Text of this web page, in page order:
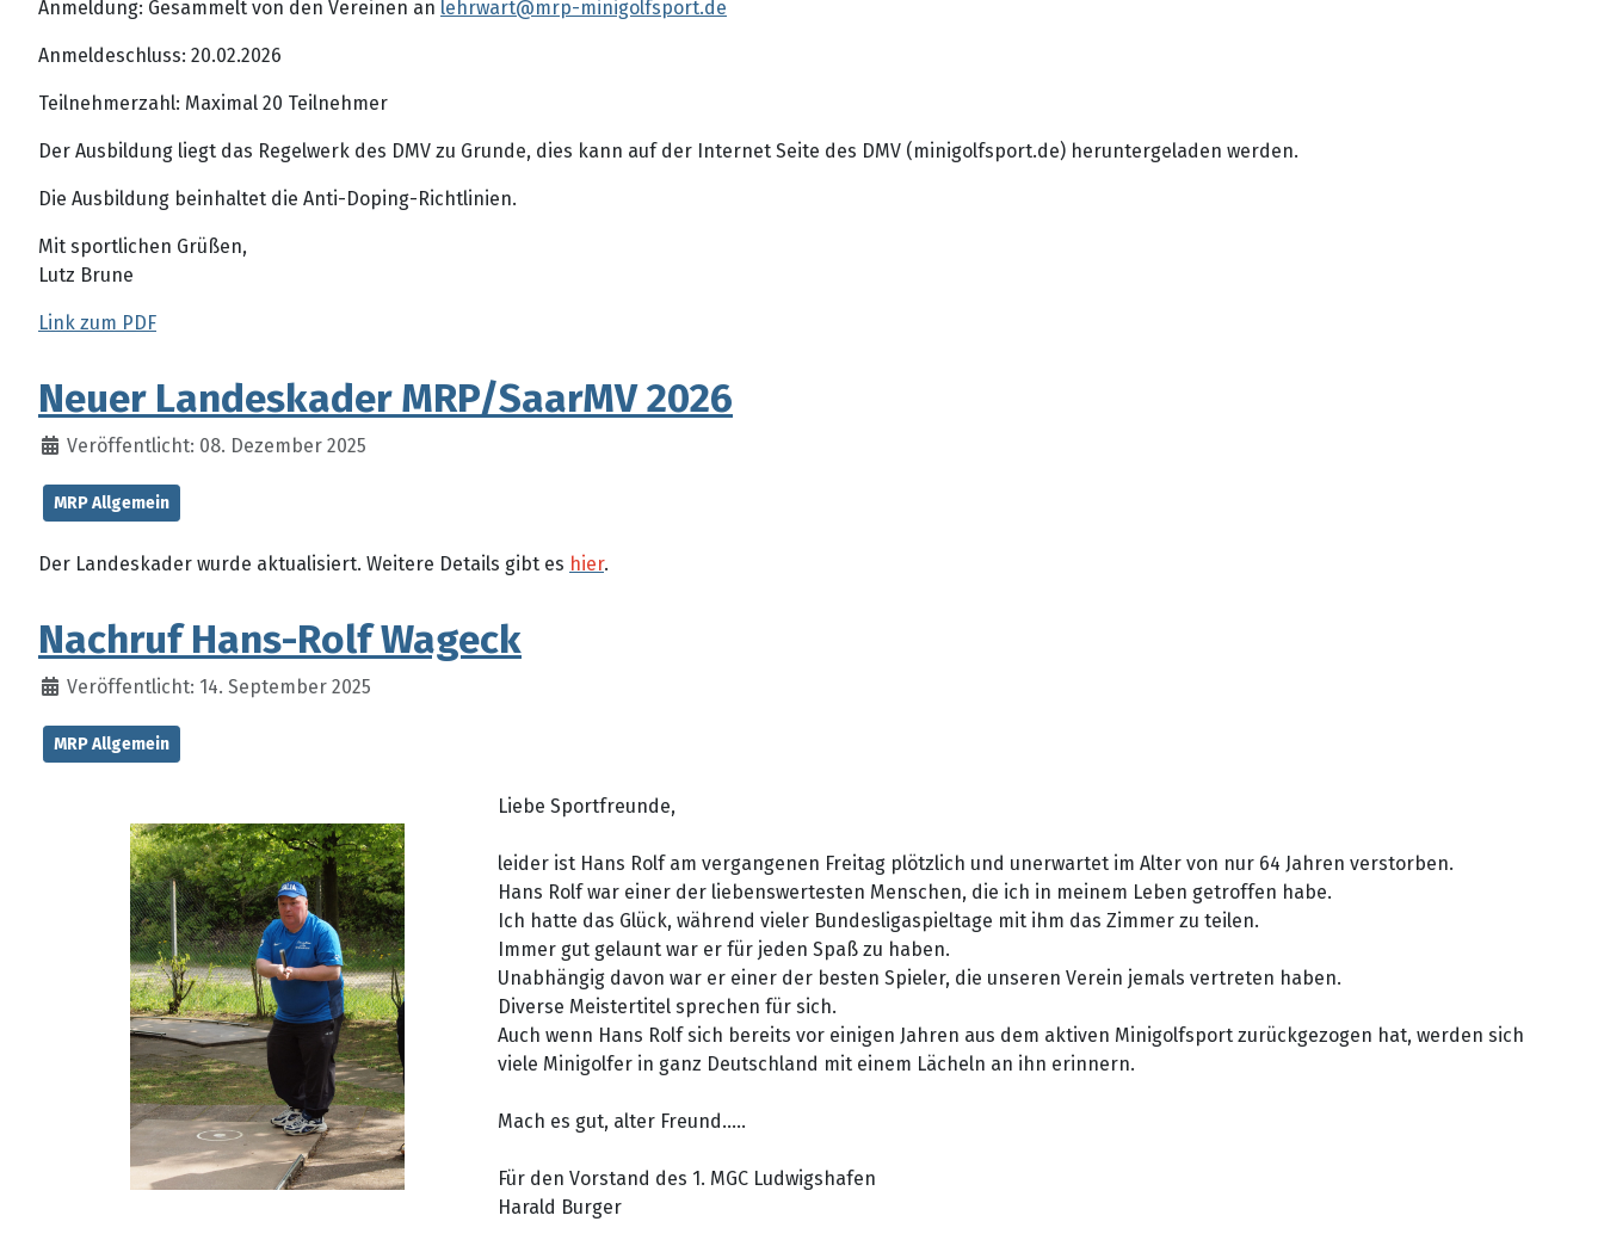
Anmeldung: Gesammelt von den Vereinen an lehrwart@mrp-minigolfsport.de
Anmeldeschluss: 20.02.2026
Teilnehmerzahl: Maximal 20 Teilnehmer
Der Ausbildung liegt das Regelwerk des DMV zu Grunde, dies kann auf der Internet Seite des DMV (minigolfsport.de) heruntergeladen werden.
Die Ausbildung beinhaltet die Anti-Doping-Richtlinien.
Mit sportlichen Grüßen,
Lutz Brune
Link zum PDF
Neuer Landeskader MRP/SaarMV 2026
Veröffentlicht: 08. Dezember 2025
MRP Allgemein
Der Landeskader wurde aktualisiert. Weitere Details gibt es hier.
Nachruf Hans-Rolf Wageck
Veröffentlicht: 14. September 2025
MRP Allgemein
Liebe Sportfreunde,
leider ist Hans Rolf am vergangenen Freitag plötzlich und unerwartet im Alter von nur 64 Jahren verstorben.
Hans Rolf war einer der liebenswertesten Menschen, die ich in meinem Leben getroffen habe.
Ich hatte das Glück, während vieler Bundesligaspieltage mit ihm das Zimmer zu teilen.
Immer gut gelaunt war er für jeden Spaß zu haben.
Unabhängig davon war er einer der besten Spieler, die unseren Verein jemals vertreten haben.
Diverse Meistertitel sprechen für sich.
Auch wenn Hans Rolf sich bereits vor einigen Jahren aus dem aktiven Minigolfsport zurückgezogen hat, werden sich
viele Minigolfer in ganz Deutschland mit einem Lächeln an ihn erinnern.
Mach es gut, alter Freund.....
Für den Vorstand des 1. MGC Ludwigshafen
Harald Burger